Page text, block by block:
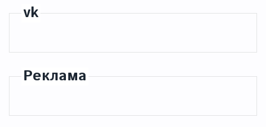
vk
Реклама